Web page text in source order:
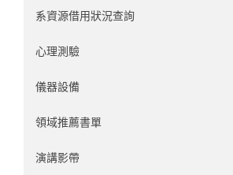
系資源借用狀況查詢
心理測驗
中文心理測驗
英文心理測驗
儀器設備
領域推薦書單
諮商領域
演講影帶